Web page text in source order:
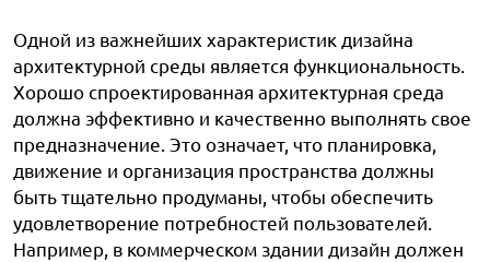
Одной из важнейших характеристик дизайна
архитектурной среды является функциональность.
Хорошо спроектированная архитектурная среда
должна эффективно и качественно выполнять свое
предназначение. Это означает, что планировка,
движение и организация пространства должны
быть тщательно продуманы, чтобы обеспечить
удовлетворение потребностей пользователей.
Например, в коммерческом здании дизайн должен